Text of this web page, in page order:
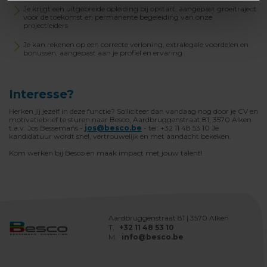
Je krijgt een uitgebreide opleiding bij opstart, aangepast groeitraject
voor de toekomst en permanente begeleiding van onze
projectleiders
Je kan rekenen op een correcte verloning, extralegale voordelen en
bonussen, aangepast aan je profiel en ervaring
Interesse?
Herken jij jezelf in deze functie? Solliciteer dan vandaag nog door je CV en
motivatiebrief te sturen naar Besco, Aardbruggenstraat 81, 3570 Alken
t.a.v. Jos Bessemans - jos@besco.be - tel: +32 11 48 53 10 Je
kandidatuur wordt snel, vertrouwelijk en met aandacht bekeken.
Kom werken bij Besco en maak impact met jouw talent!
Aardbruggenstraat 81 | 3570 Alken
T.
+32 11 48 53 10
M.
info@besco.be